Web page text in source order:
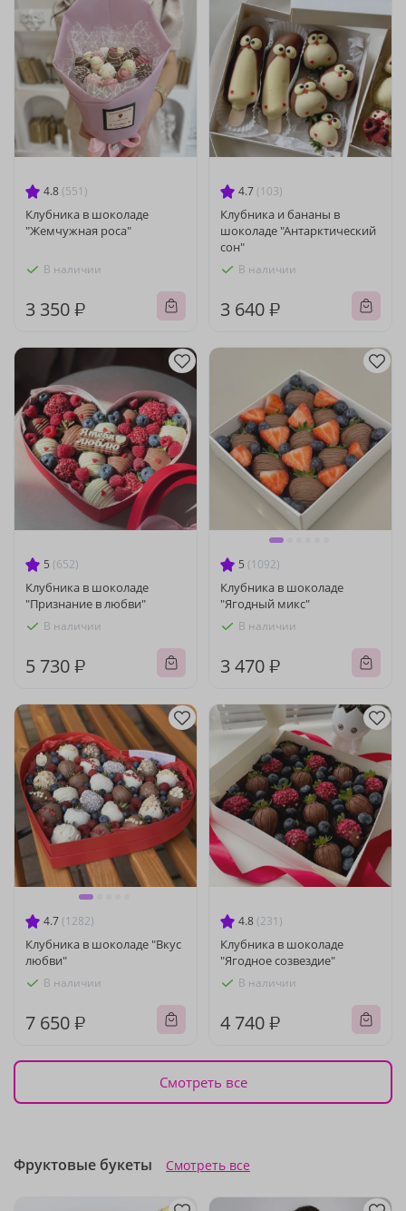
4.8 (551)
Клубника в шоколаде
"Жемчужная роса"
В наличии
3 350 ₽
4.7 (103)
Клубника и бананы в
шоколаде "Антарктический
сон"
В наличии
3 640 ₽
5 (652)
Клубника в шоколаде
"Признание в любви"
В наличии
5 730 ₽
5 (1092)
Клубника в шоколаде
"Ягодный микс"
В наличии
3 470 ₽
4.7 (1282)
Клубника в шоколаде "Вкус
любви"
В наличии
7 650 ₽
4.8 (231)
Клубника в шоколаде
"Ягодное созвездие"
В наличии
4 740 ₽
Смотреть все
Фруктовые букеты Смотреть все